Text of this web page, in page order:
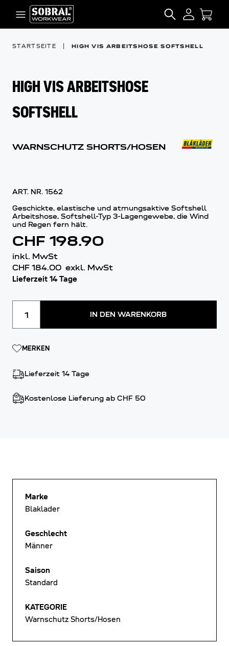
Zum Inhalt springen
SEARCH
STARTSEITE HIGH VIS ARBEITSHOSE SOFTSHELL
HIGH VIS ARBEITSHOSE
SOFTSHELL
WARNSCHUTZ SHORTS/HOSEN
ART. NR. 1562
Geschickte, elastische und atmungsaktive Softshell
Arbeitshose, Softshell-Typ 3-Lagengewebe, die Wind
und Regen fern hält.
CHF 198.90
inkl. MwSt
CHF 184.00 exkl. MwSt
Lieferzeit 14 Tage
IN DEN WARENKORB
MERKEN
Lieferzeit 14 Tage
Kostenlose Lieferung ab CHF 50
Marke
Blaklader
Geschlecht
Männer
Saison
Standard
KATEGORIE
Warnschutz Shorts/Hosen